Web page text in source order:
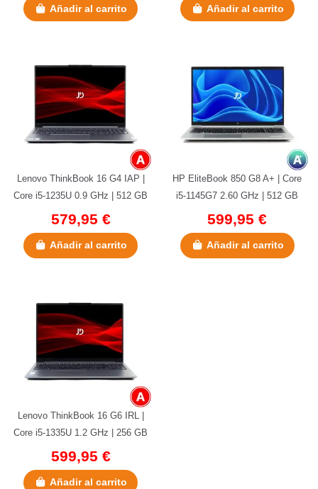
Añadir al carrito Añadir al carrito
Lenovo ThinkBook 16 G4 IAP |
Core i5-1235U 0.9 GHz | 512 GB
NVMe | 16 GB LPDDR5
Onboard...
579,95 €
Añadir al carrito
HP EliteBook 850 G8 A+ | Core
i5-1145G7 2.60 GHz | 512 GB
NVMe | 16 GB DDR4 | 15.6" |...
599,95 €
Añadir al carrito
Lenovo ThinkBook 16 G6 IRL |
Core i5-1335U 1.2 GHz | 256 GB
NVMe | 16 GB LPDDR5
Onboard...
599,95 €
Añadir al carrito